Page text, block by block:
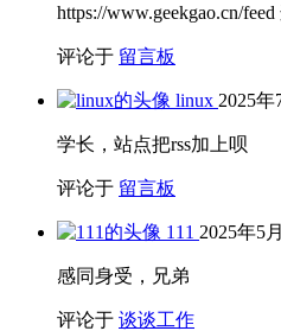
https://www.geekgao.cn/
评论于 留言板
linux 2025年
学长，站点把rss加上呗
评论于 留言板
111 2025年5
感同身受，兄弟
评论于 谈谈工作